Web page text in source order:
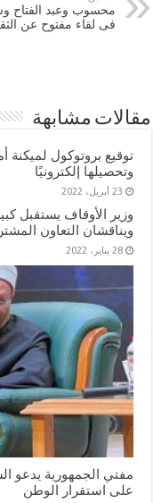
محسوب وعبد الفتاح
فى لقاء مفتوح عن
مقالات مشابهة
توقيع بروتوكول لميكنة
وتحصيلها إلكترونيًا
23 أبريل، 2022
وزير الأوقاف يستقبل
ويناقشان التعاون
28 يناير، 2022
مفتي الجمهورية يدعو
على استقرار الوطن